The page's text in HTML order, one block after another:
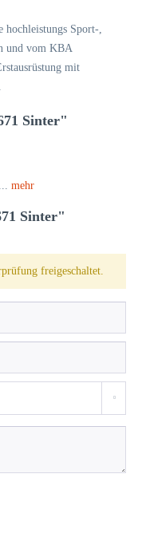
hochleistungs Sport-,
und vom KBA
mit
Sinter"
mehr
Sinter"
freigeschaltet.